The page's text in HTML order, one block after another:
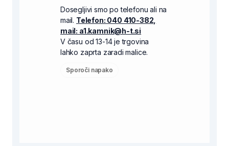
Dosegljivi smo po telefonu ali na
mail. Telefon: 040 410-382,
mail: a1.kamnik@h-t.si
V času od 13-14 je trgovina
lahko zaprta zaradi malice.
Sporoči napako